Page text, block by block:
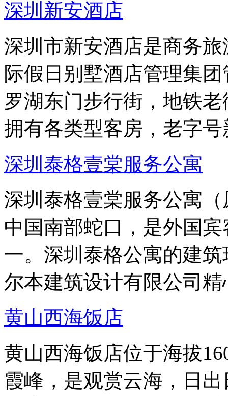
深圳新安酒店
深圳市新安酒店是商务
际假日别墅酒店管理集
罗湖东门步行街，地铁
拥有各类型客房，老字
深圳泰格壹棠服务公寓
深圳泰格壹棠服务公寓
中国南部蛇口，是外国
一。深圳泰格公寓的建
尔本建筑设计有限公司精
黄山西海饭店
黄山西海饭店位于海拔
霞峰，是观赏云海，日